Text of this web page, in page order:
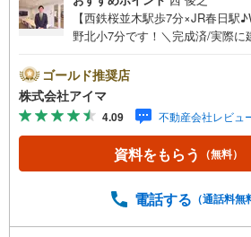
【西鉄桜並木駅歩7分×JR春日駅
野北小7分です！＼完成済/実際に
取りは3SLDK・LDK20帖以上。土
と、暮らしの広さを数字でご確認
証住まいの品質を支える裏付けで
タ基礎。地盤調査を実施済み。築
ほかに外壁サイディング・即引
性能光熱費と快適さに配慮した
空気を循環。ほかにエコジョー
ゴールド推奨店
株式会社アイマ
4.09 不動産会社レビュ
資料をもらう （無料）
電話する （通話料無